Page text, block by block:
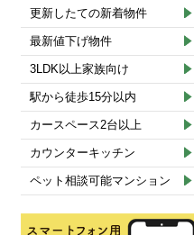
更新したての新着物件
最新値下げ物件
3LDK以上家族向け
駅から徒歩15分以内
カースペース2台以上
カウンターキッチン
ペット相談可能マンション